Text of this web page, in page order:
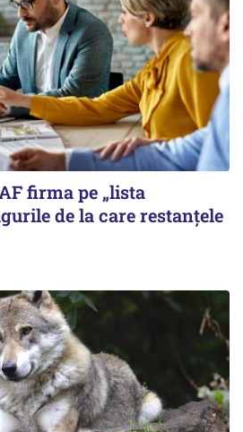
firma pe „lista
de la care restanțele